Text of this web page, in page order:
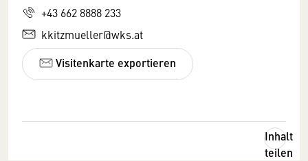
+43 662 8888 233
kkitzmueller@wks.at
Visitenkarte exportieren
Inhalt
teilen